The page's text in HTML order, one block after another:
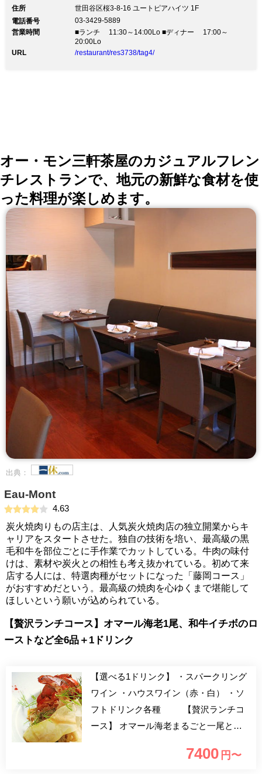
住所
世田谷区桜3-8-16 ユートピアハイツ 1F
電話番号
03-3429-5889
営業時間
■ランチ 11:30～14:00Lo ■ディナー 17:00～
20:00Lo
URL
/restaurant/res3738/tag4/
オー・モン三軒茶屋のカジュアルフレン
チレストランで、地元の新鮮な食材を使
った料理が楽しめます。
出典：
Eau-Mont
4.63
炭火焼肉りもの店主は、人気炭火焼肉店の独立開業からキ
ャリアをスタートさせた。独自の技術を培い、最高級の黒
毛和牛を部位ごとに手作業でカットしている。牛肉の味付
けは、素材や炭火との相性も考え抜かれている。初めて来
店する人には、特選肉種がセットになった「藤岡コース」
がおすすめだという。最高級の焼肉を心ゆくまで堪能して
ほしいという願いが込められている。
【贅沢ランチコース】オマール海老1尾、和牛イチボのロ
ーストなど全6品＋1ドリンク
【選べる1ドリンク】 ・スパークリング
ワイン ・ハウスワイン（赤・白） ・ソ
フトドリンク各種 【贅沢ランチコ
ース】 オマール海老まるごと一尾と和
7400 円〜